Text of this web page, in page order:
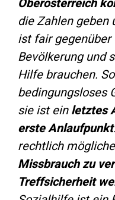
die Zahlen geben
ist fair
Bevölkerung und
Hilfe brauchen.
bedingungsloses
sie ist einletztes
erste Anlaufpunkt
rechtlich
Missbrauch zu
Treffsicherheit